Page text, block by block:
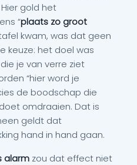
gold het
“plaats zo groot
kwam, was dat geen
keuze: het doel was
je van verre ziet
“hier word je
de boodschap die
omdraaien. Dat is
geldt dat
hand in hand gaan.
alarm zou dat effect niet